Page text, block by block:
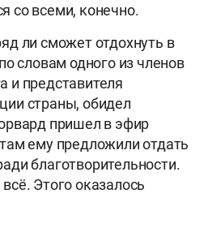
со всеми, конечно.
ли сможет отдохнуть в
словам одного из членов
и представителя
страны, обидел
пришел в эфир
ему предложили отдать
благотворительности.
Этого оказалось